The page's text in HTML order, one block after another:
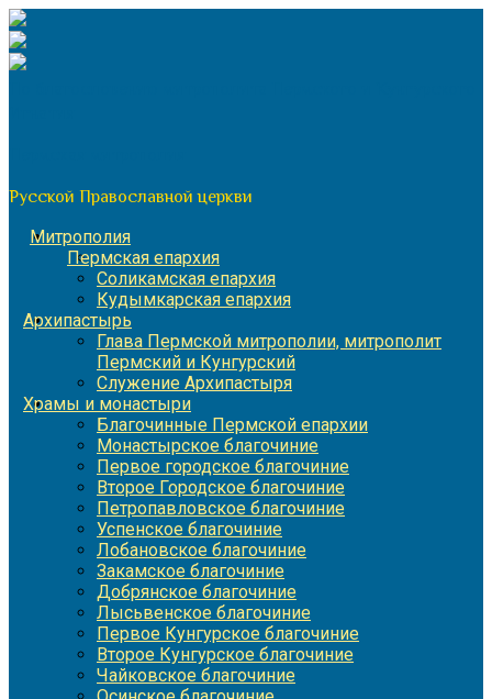
Перейти
к
содержимому
Русской Православной церкви
Митрополия
Пермская епархия
Соликамская епархия
Кудымкарская епархия
Архипастырь
Глава Пермской митрополии, митрополит
Пермский и Кунгурский
Служение Архипастыря
Храмы и монастыри
Благочинные Пермской епархии
Монастырское благочиние
Первое городское благочиние
Второе Городское благочиние
Петропавловское благочиние
Успенское благочиние
Лобановское благочиние
Закамское благочиние
Добрянское благочиние
Лысьвенское благочиние
Первое Кунгурское благочиние
Второе Кунгурское благочиние
Чайковское благочиние